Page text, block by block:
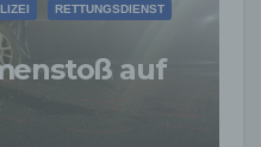
RETTUNGSDIENST
auf